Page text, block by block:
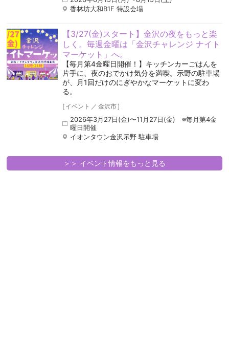
香林坊大和B1F 特設会場
【3/27(金)スタート】金沢の夜をもっと楽
しく。毎週金曜は「金沢チャレンジ ナイト
マーケット」へ。
【毎月第4金曜日開催！】キッチンカーごはんを
片手に、夜のおでかけ気分を満喫。示野の駐車場
が、月1回だけのにぎやかなマーケットに変わ
る。
[ イベント ／ 金沢市]
2026年3月27日(金)〜11月27日(金) ※毎月第4金
曜日開催
イオンタウン金沢示野 駐車場
＞＞ イベント情報をもっと見る